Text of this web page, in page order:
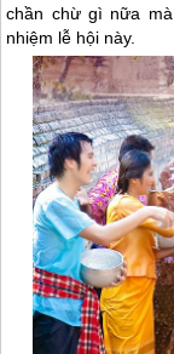
chần chừ gì nữa
nhiệm lễ hội này.